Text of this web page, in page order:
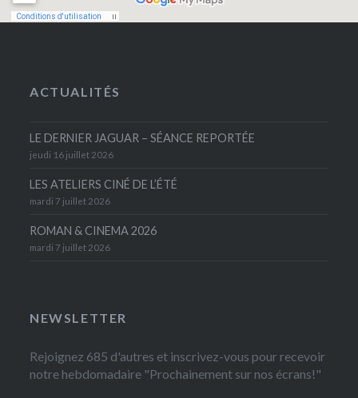
ACTUALITÉS
LE DERNIER JAGUAR – SÉANCE REPORTÉE
jeudi 16 juillet 2026
LES ATELIERS CINÉ DE L’ÉTÉ
mardi 7 juillet 2026
ROMAN & CINEMA 2026
mardi 7 juillet 2026
NEWSLETTER
Rejoignez 685 d'autres et inscrivez-vous pour recevoir
notre hebdomadaire "Prochainement sur nos écrans!"